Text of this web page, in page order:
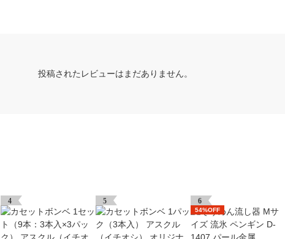
投稿されたレビューはまだありません。
4 5 6
54%OFF